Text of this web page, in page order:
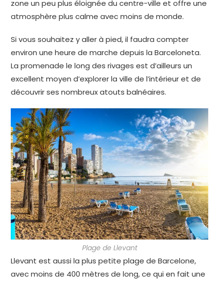
zone un peu plus éloignée du centre-ville et offre une
atmosphère plus calme avec moins de monde.
Si vous souhaitez y aller à pied, il faudra compter
environ une heure de marche depuis la Barceloneta.
La promenade le long des rivages est d’ailleurs un
excellent moyen d’explorer la ville de l’intérieur et de
découvrir ses nombreux atouts balnéaires.
Plage de Llevant
Llevant est aussi la plus petite plage de Barcelone,
avec moins de 400 mètres de long, ce qui en fait une